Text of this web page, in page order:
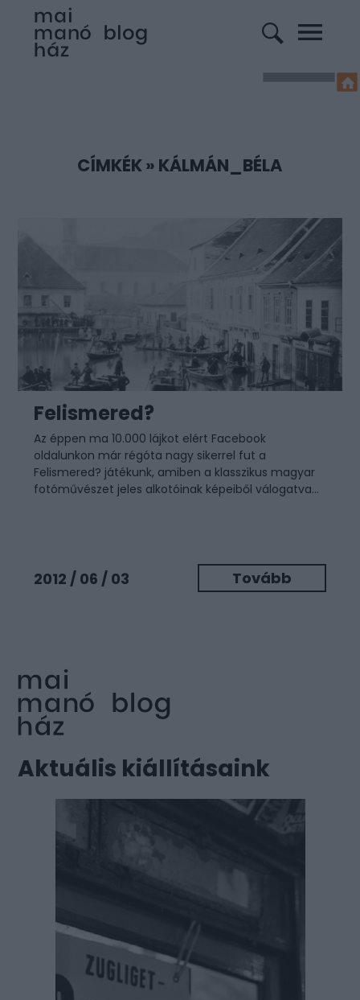
CÍMKÉK» KÁLMÁN_BÉLA
Felismered?
Az éppen ma 10.000 lájkot elért Facebook
oldalunkon már régóta nagy sikerrel fut a
Felismered? játékunk, amiben a klasszikus magyar
fotóművészet jeles alkotóinak képeiből válogatva...
2012 / 06 / 03 Tovább
Aktuális kiállításaink